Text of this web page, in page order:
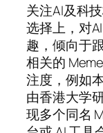
关注AI及科
选择上，对
趣，倾向于
相关的
注度，例如
由香港大学
现多个同名